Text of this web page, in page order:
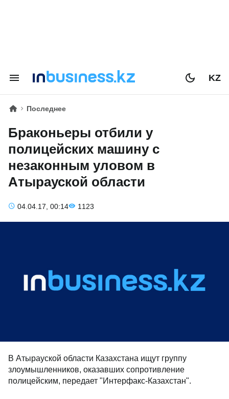
KZ
Последнее
Браконьеры отбили у
полицейских машину с
незаконным уловом в
Атырауской области
04.04.17, 00:14 1123
В Атырауской области Казахстана ищут группу
злоумышленников, оказавших сопротивление
полицейским, передает "Интерфакс-Казахстан".